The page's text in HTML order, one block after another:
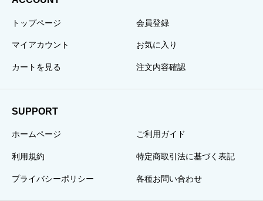
トップページ 会員登録
マイアカウント お気に入り
カートを見る 注文内容確認
SUPPORT
ホームページ ご利用ガイド
利用規約 特定商取引法に基づく表記
プライバシーポリシー 各種お問い合わせ